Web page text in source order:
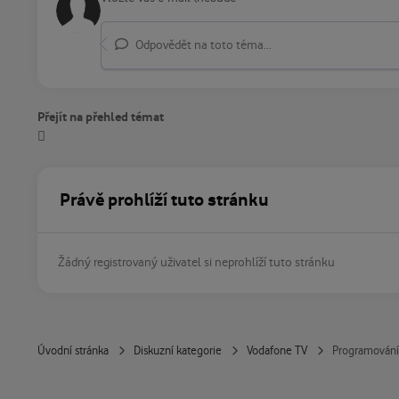
Odpovědět na toto téma...
Přejít na přehled témat
Právě prohlíží tuto stránku
Žádný registrovaný uživatel si neprohlíží tuto stránku
Úvodní stránka Diskuzní kategorie Vodafone TV